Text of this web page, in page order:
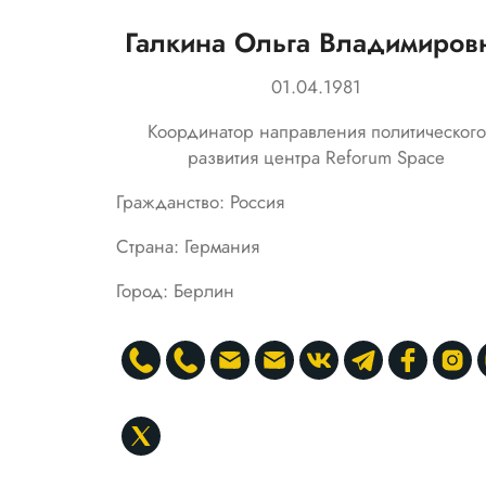
Галкина Ольга
01.04.1981
Координатор направления политического
развития центра Reforum Space
Гражданство: Россия
Страна: Германия
Город: Берлин